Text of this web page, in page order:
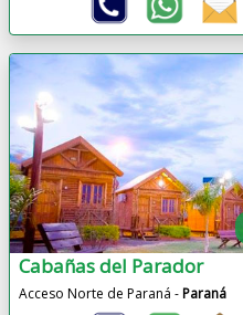
Cabañas del Parador
Acceso Norte de Paraná -Paraná